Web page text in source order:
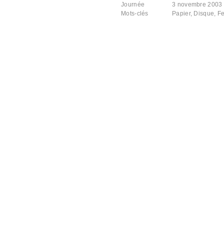
Journée
3 novembre 2003
Mots-clés
Papier, Disque,